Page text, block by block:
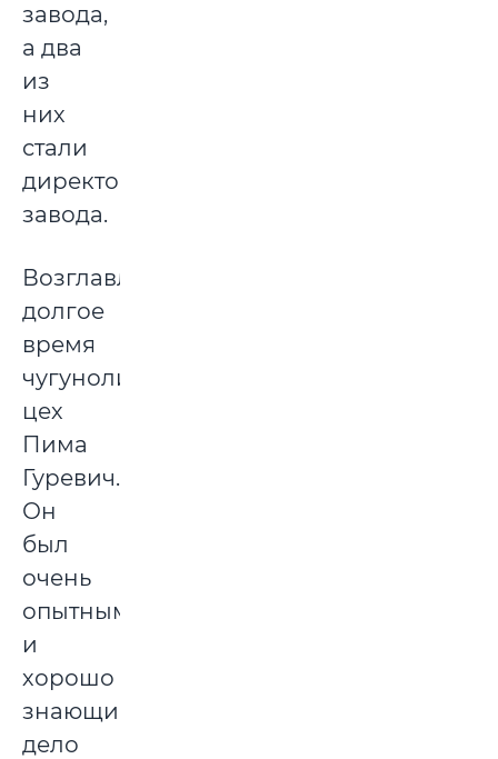
завода,
а два
из
них
стали
директорами
завода.
Возглавлял
долгое
время
чугунолитейный
цех
Пима
Гуревич.
Он
был
очень
опытным
и
хорошо
знающим
дело